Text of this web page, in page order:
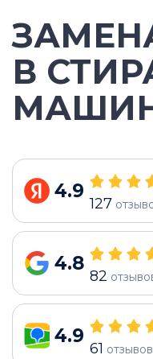
В
4.9
127
4.8
82
4.9
61 отзывов